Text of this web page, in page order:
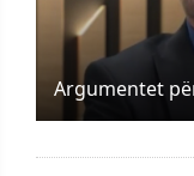
Argumentet